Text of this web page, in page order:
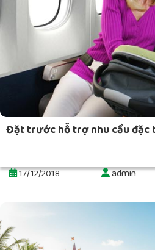
Đặt trước hỗ trợ nhu cầu đặc
17/12/2018 admin